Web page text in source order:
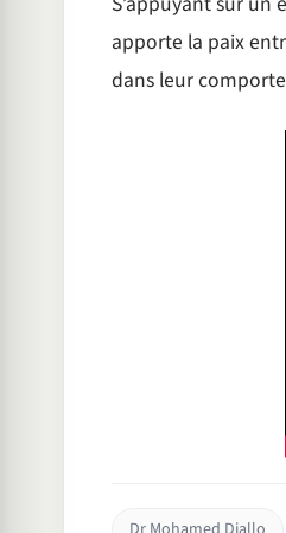
apporte la paix
dans leur